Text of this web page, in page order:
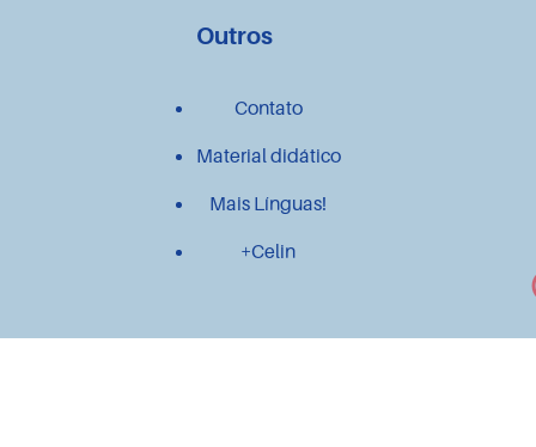
Outros
Contato
Material didático
Mais Línguas!
+Celin